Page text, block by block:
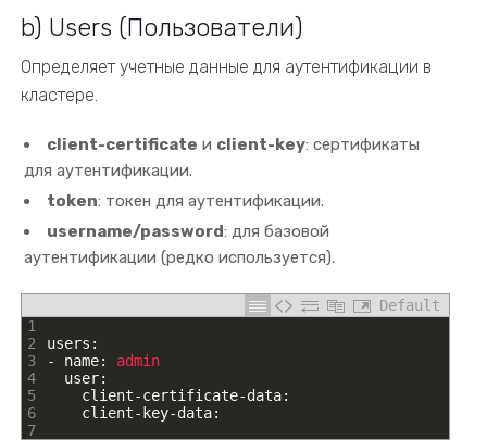
b) Users (Пользователи)
Определяет учетные данные для аутентификации в
кластере.
client-certificate и client-key: сертификаты
для аутентификации.
token: токен для аутентификации.
username/password: для базовой
аутентификации (редко используется).
Default
1
2
3
4
5
6
7
users :
-
name:
admin
user:
client-certificate-data:
client- key-data: